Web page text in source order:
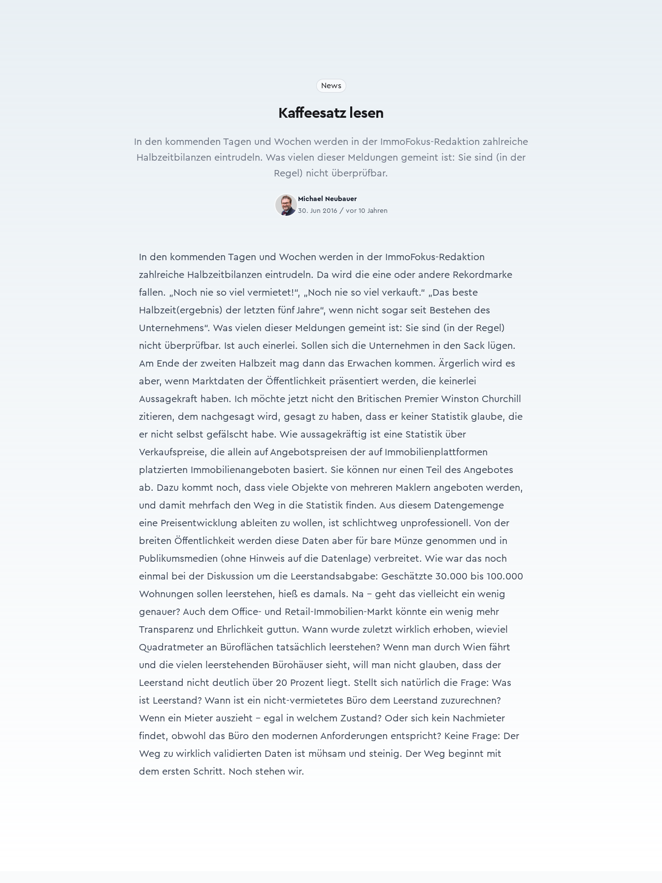
News
Kaffeesatz lesen
In den kommenden Tagen und Wochen werden in der ImmoFokus-Redaktion zahlreiche
Halbzeitbilanzen eintrudeln. Was vielen dieser Meldungen gemeint ist: Sie sind (in der
Regel) nicht überprüfbar.
Michael Neubauer
30. Jun 2016 / vor 10 Jahren
In den kommenden Tagen und Wochen werden in der ImmoFokus-Redaktion
zahlreiche Halbzeitbilanzen eintrudeln. Da wird die eine oder andere Rekordmarke
fallen. „Noch nie so viel vermietet!“, „Noch nie so viel verkauft.“ „Das beste
Halbzeit(ergebnis) der letzten fünf Jahre“, wenn nicht sogar seit Bestehen des
Unternehmens“. Was vielen dieser Meldungen gemeint ist: Sie sind (in der Regel)
nicht überprüfbar. Ist auch einerlei. Sollen sich die Unternehmen in den Sack lügen.
Am Ende der zweiten Halbzeit mag dann das Erwachen kommen. Ärgerlich wird es
aber, wenn Marktdaten der Öffentlichkeit präsentiert werden, die keinerlei
Aussagekraft haben. Ich möchte jetzt nicht den Britischen Premier Winston Churchill
zitieren, dem nachgesagt wird, gesagt zu haben, dass er keiner Statistik glaube, die
er nicht selbst gefälscht habe. Wie aussagekräftig ist eine Statistik über
Verkaufspreise, die allein auf Angebotspreisen der auf Immobilienplattformen
platzierten Immobilienangeboten basiert. Sie können nur einen Teil des Angebotes
ab. Dazu kommt noch, dass viele Objekte von mehreren Maklern angeboten werden,
und damit mehrfach den Weg in die Statistik finden. Aus diesem Datengemenge
eine Preisentwicklung ableiten zu wollen, ist schlichtweg unprofessionell. Von der
breiten Öffentlichkeit werden diese Daten aber für bare Münze genommen und in
Publikumsmedien (ohne Hinweis auf die Datenlage) verbreitet. Wie war das noch
einmal bei der Diskussion um die Leerstandsabgabe: Geschätzte 30.000 bis 100.000
Wohnungen sollen leerstehen, hieß es damals. Na - geht das vielleicht ein wenig
genauer? Auch dem Office- und Retail-Immobilien-Markt könnte ein wenig mehr
Transparenz und Ehrlichkeit guttun. Wann wurde zuletzt wirklich erhoben, wieviel
Quadratmeter an Büroflächen tatsächlich leerstehen? Wenn man durch Wien fährt
und die vielen leerstehenden Bürohäuser sieht, will man nicht glauben, dass der
Leerstand nicht deutlich über 20 Prozent liegt. Stellt sich natürlich die Frage: Was
ist Leerstand? Wann ist ein nicht-vermietetes Büro dem Leerstand zuzurechnen?
Wenn ein Mieter auszieht – egal in welchem Zustand? Oder sich kein Nachmieter
findet, obwohl das Büro den modernen Anforderungen entspricht? Keine Frage: Der
Weg zu wirklich validierten Daten ist mühsam und steinig. Der Weg beginnt mit
dem ersten Schritt. Noch stehen wir.